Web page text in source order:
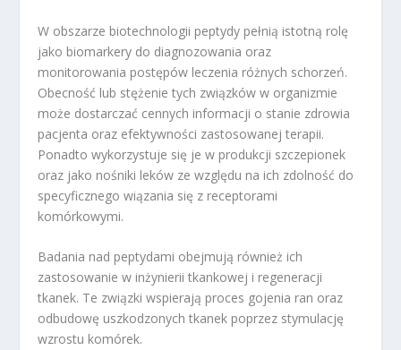
W obszarze biotechnologii peptydy pełnią istotną rolę
jako biomarkery do diagnozowania oraz
monitorowania postępów leczenia różnych schorzeń.
Obecność lub stężenie tych związków w organizmie
może dostarczać cennych informacji o stanie zdrowia
pacjenta oraz efektywności zastosowanej terapii.
Ponadto wykorzystuje się je w produkcji szczepionek
oraz jako nośniki leków ze względu na ich zdolność do
specyficznego wiązania się z receptorami
komórkowymi.
Badania nad peptydami obejmują również ich
zastosowanie w inżynierii tkankowej i regeneracji
tkanek. Te związki wspierają proces gojenia ran oraz
odbudowę uszkodzonych tkanek poprzez stymulację
wzrostu komórek.